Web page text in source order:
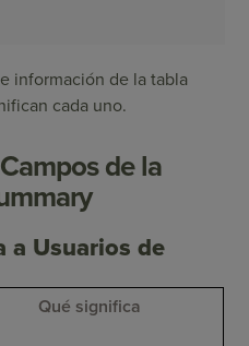
información de la tabla
cada uno.
de la
a Usuarios de
Qué significa